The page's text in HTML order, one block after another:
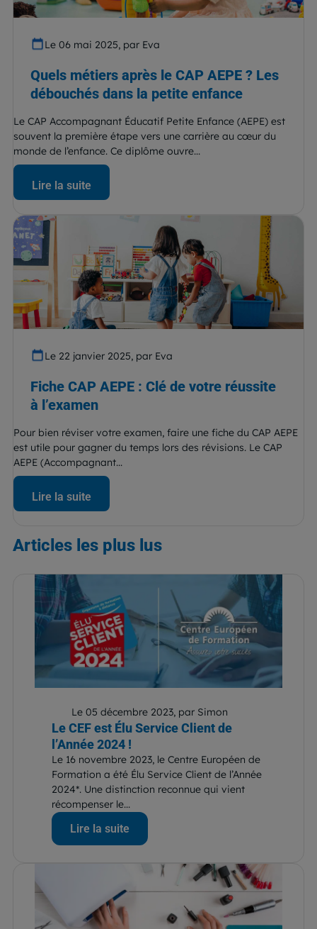
Le 06 mai 2025, par Eva
Quels métiers après le CAP AEPE ? Les
débouchés dans la petite enfance
Le CAP Accompagnant Éducatif Petite Enfance (AEPE) est
souvent la première étape vers une carrière au cœur du
monde de l’enfance. Ce diplôme ouvre...
Lire la suite
Le 22 janvier 2025, par Eva
Fiche CAP AEPE : Clé de votre réussite
à l’examen
Pour bien réviser votre examen, faire une fiche du CAP AEPE
est utile pour gagner du temps lors des révisions. Le CAP
AEPE (Accompagnant...
Lire la suite
Articles les plus lus
Le 05 décembre 2023, par Simon
Le CEF est Élu Service Client de
l’Année 2024 !
Le 16 novembre 2023, le Centre Européen de
Formation a été Élu Service Client de l’Année
2024*. Une distinction reconnue qui vient
récompenser le...
Lire la suite